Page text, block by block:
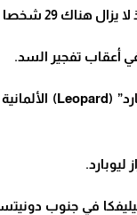
المفقودين
أعقاب تفجير السد.
” (Leopard)
.